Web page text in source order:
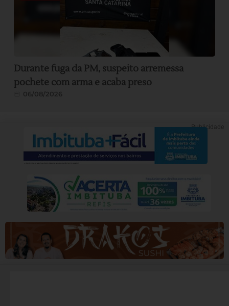
Durante fuga da PM, suspeito arremessa
pochete com arma e acaba preso
06/08/2026
Publicidade